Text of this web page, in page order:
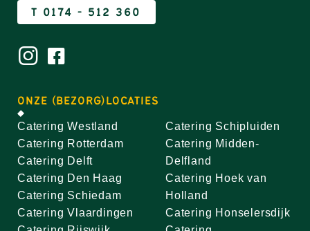
T 0174 - 512 360
ONZE (BEZORG)LOCATIES
Catering Westland
Catering Rotterdam
Catering Delft
Catering Den Haag
Catering Schiedam
Catering Vlaardingen
Catering Schipluiden
Catering Midden-
Delfland
Catering Hoek van
Holland
Catering Honselersdijk